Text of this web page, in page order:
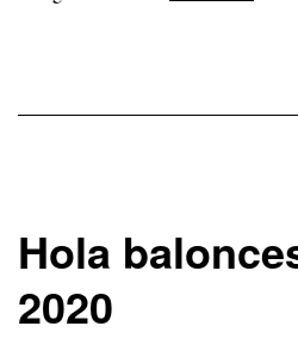
Hola
2020